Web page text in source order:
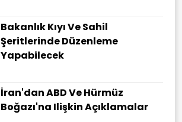
Bakanlık Kıyı Ve Sahil
Şeritlerinde Düzenleme
Yapabilecek
İran'dan ABD Ve Hürmüz
Boğazı'na Ilişkin Açıklamalar